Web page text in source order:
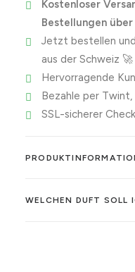
erlaubt
häsch,
was
Papi
verbote
hät.
Kostenloser
Bestellungen über
Jetzt bestellen
aus der Schweiz 🚀
Hervorragende
Bezahle per
SSL-sicherer
WELCHEN DUFT SOLL